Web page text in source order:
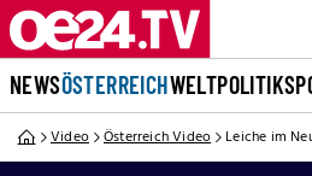
NEWSÖSTERREICHWELTPOLITIK
Video Österreich Video Leiche im